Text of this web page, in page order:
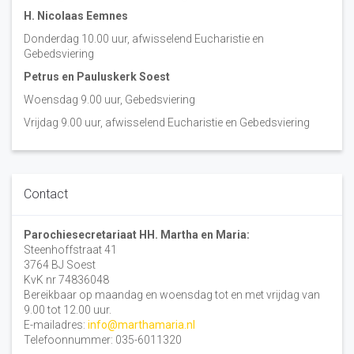
H. Nicolaas Eemnes
Donderdag 10.00 uur, afwisselend Eucharistie en
Gebedsviering
Petrus en Pauluskerk Soest
Woensdag 9.00 uur, Gebedsviering
Vrijdag 9.00 uur, afwisselend Eucharistie en Gebedsviering
Contact
Parochiesecretariaat HH. Martha en Maria:
Steenhoffstraat 41
3764 BJ Soest
KvK nr 74836048
Bereikbaar op maandag en woensdag tot en met vrijdag van
9.00 tot 12.00 uur.
E-mailadres: info@marthamaria.nl
Telefoonnummer: 035-6011320